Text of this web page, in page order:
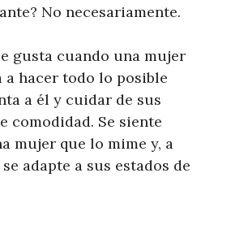
No necesariamente.
gusta cuando una mujer
a hacer todo lo posible
a él y cuidar de sus
comodidad. Se siente
mujer que lo mime y, a
adapte a sus estados de